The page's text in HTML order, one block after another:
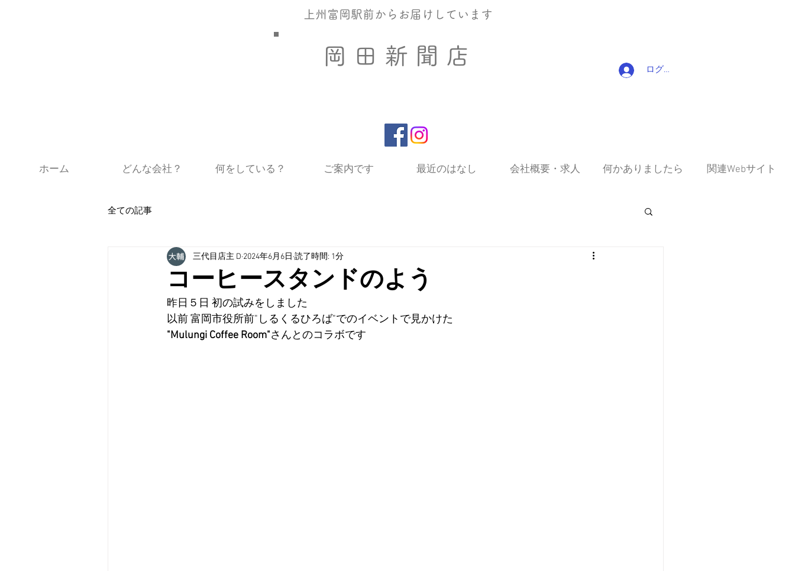
​上州富岡駅前からお届けしています
​岡 田 新 聞 店
ログイン
ホーム どんな会社？ 何をしている？ ご案内です 最近のはなし 会社概要・求人 何かありましたら 関連Webサイト
全ての記事
コーヒースタンドのよう
三代目店主 D 2024年6月6日 読了時間: 1分
昨日５日 初の試みをしました
以前 富岡市役所前"しるくるひろば"でのイベントで見かけた
"Mulungi Coffee Room"さんとのコラボです